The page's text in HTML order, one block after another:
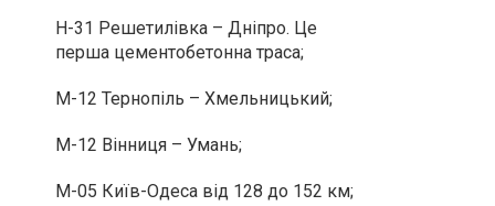
Н-31 Решетилівка – Дніпро. Це
перша цементобетонна траса;
М-12 Тернопіль – Хмельницький;
М-12 Вінниця – Умань;
М-05 Київ-Одеса від 128 до 152 км;